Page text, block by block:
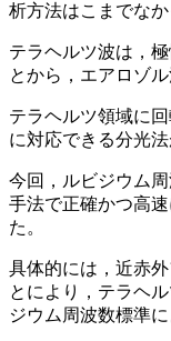
析方法はこまでなか
テラヘルツ波は，
とから，エアロゾ
テラヘルツ領域に
に対応できる分光
今回，ルビジウム
手法で正確かつ高
た。
具体的には，近赤
とにより，テラヘ
ジウム周波数標準